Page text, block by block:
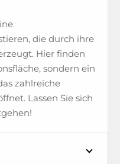
die durch ihre
Hier finden
sondern ein
zahlreiche
Lassen Sie sich